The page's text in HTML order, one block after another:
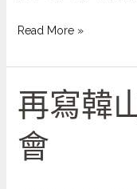
波
師
Read More »
再寫韓
會
再
寫
韓
山